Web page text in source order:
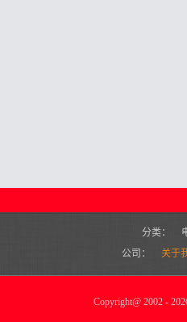
分类：
公司：
关于
Copyright@2002 -